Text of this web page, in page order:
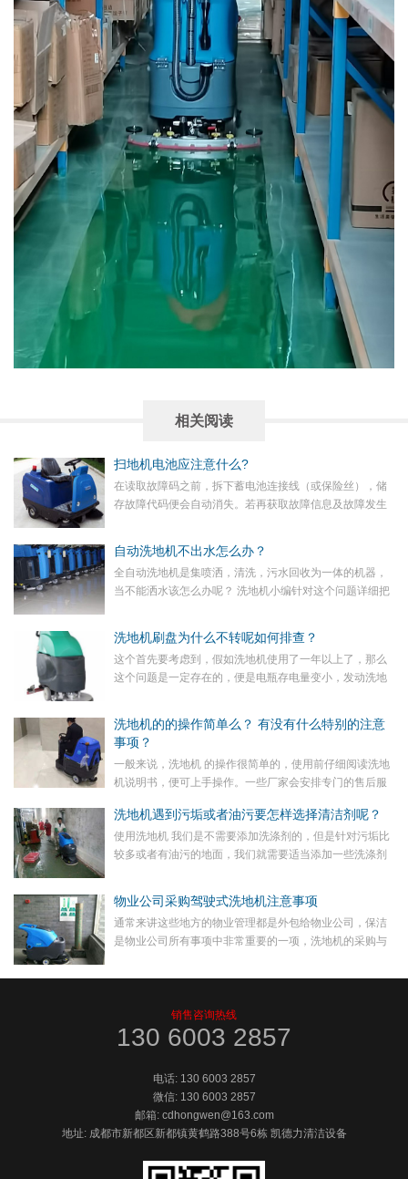
相关阅读
扫地机电池应注意什么?
在读取故障码之前，拆下蓄电池连接线（或保险丝），储
存故障代码便会自动消失。若再获取故障信息及故障发生
保证电源供给后，再进行现场操作。
自动洗地机不出水怎么办？
​全自动洗地机是集喷洒，清洗，污水回收为一体的机器，
当不能洒水该怎么办呢？ 洗地机小编针对这个问题详细把
洗地机刷盘为什么不转呢如何排查？
这个首先要考虑到，假如洗地机使用了一年以上了，那么
这个问题是一定存在的，便是电瓶存电量变小，发动洗地
洗地机的的操作简单么？ 有没有什么特别的注意
事项？
一般来说，洗地机 的操作很简单的，使用前仔细阅读洗地
机说明书，便可上手操作。一些厂家会安排专门的售后服
机虽然操作简单，但是在操作过程中到底应该注意一些事
项，才能增加洗地机的使用寿命。
洗地机遇到污垢或者油污要怎样选择清洁剂呢？
使用洗地机 我们是不需要添加洗涤剂的，但是针对污垢比
较多或者有油污的地面，我们就需要适当添加一些洗涤剂
如何选择?
物业公司采购驾驶式洗地机注意事项
通常来讲这些地方的物业管理都是外包给物业公司，保洁
是物业公司所有事项中非常重要的一项，洗地机的采购与
地机的时候应考虑哪些因素。
销售咨询热线
130 6003 2857
电话: 130 6003 2857
微信: 130 6003 2857
邮箱: cdhongwen@163.com
地址: 成都市新都区新都镇黄鹤路388号6栋 凯德力清洁设备